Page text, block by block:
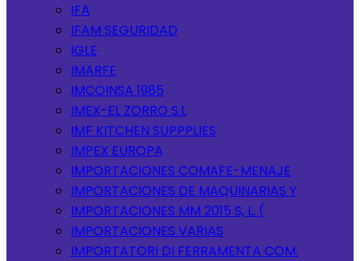
IFA
IFAM SEGURIDAD
IGLE
IMARFE
IMCOINSA 1985
IMEX-EL ZORRO S.L
IMF KITCHEN SUPPPLIES
IMPEX EUROPA
IMPORTACIONES COMAFE-MENAJE
IMPORTACIONES DE MAQUINARIAS Y
IMPORTACIONES MM 2015 S, L. (
IMPORTACIONES VARIAS
IMPORTATORI DI FERRAMENTA COM.